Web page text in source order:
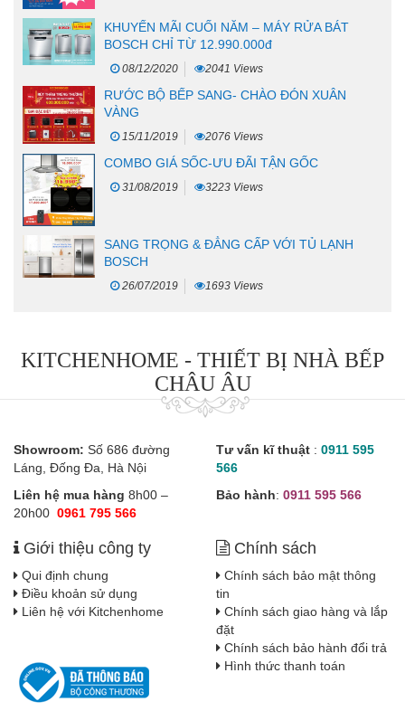
KHUYẾN MÃI CUỐI NĂM – MÁY RỬA BÁT
BOSCH CHỈ TỪ 12.990.000đ
08/12/2020 2041 Views
RƯỚC BỘ BẾP SANG- CHÀO ĐÓN XUÂN
VÀNG
15/11/2019 2076 Views
COMBO GIÁ SỐC-ƯU ĐÃI TẬN GỐC
31/08/2019 3223 Views
SANG TRỌNG & ĐẲNG CẤP VỚI TỦ LẠNH
BOSCH
26/07/2019 1693 Views
KITCHENHOME - THIẾT BỊ NHÀ BẾP
CHÂU ÂU
Showroom: Số 686 đường
Láng, Đống Đa, Hà Nội
Liên hệ mua hàng 8h00 –
20h00 0961 795 566
Tư vấn kĩ thuật : 0911 595
566
Bảo hành: 0911 595 566
Giới thiệu công ty
Qui định chung
Điều khoản sử dụng
Liên hệ với Kitchenhome
Chính sách
Chính sách bảo mật thông
tin
Chính sách giao hàng và lắp
đặt
Chính sách bảo hành đổi trả
Hình thức thanh toán